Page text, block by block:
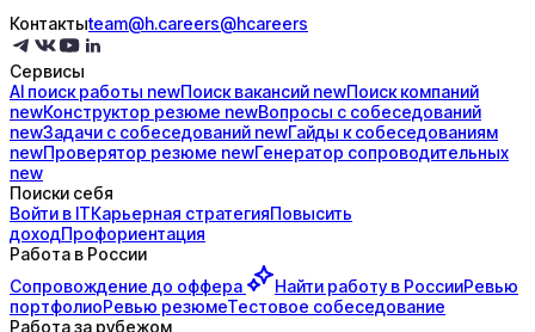
Контактыteam@h.careers@hcareers
Сервисы
AI поискработы newПоисквакансий newПоисккомпаний
newКонструктор резюме newВопросы с собеседований
newЗадачи с собеседований newГайды ксобеседованиям
newПроверятор резюме newГенератор сопроводительных
new
Поиски себя
Войти в ITКарьерная стратегияПовысить
доходПрофориентация
Работа в России
Сопровождение до оффера Найти работу в РоссииРевью
портфолиоРевью резюмеТестовое собеседование
Работа за рубежом